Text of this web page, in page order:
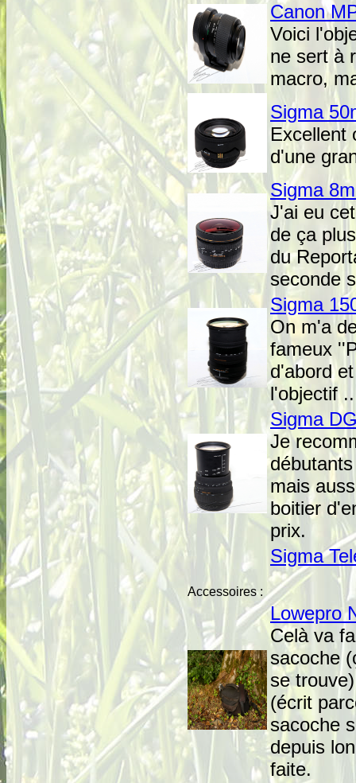
Canon
Voici
ne sert à
macro,
Sigma
Excellent
d'une
Sigma
J'ai eu
de ça
du
seconde
Sigma
On m'a
fameux
d'abord
l'objectif
Sigma
Je
mais
boitier
prix.
Sigma
Accessoires :
Lowepro
Celà va
sacoche
se
(écrit
sacoche
depuis
faite.